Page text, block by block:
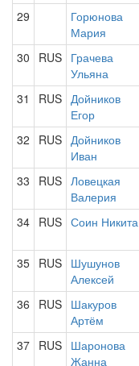
29
Горюнова
Мария
30 RUS Грачева
Ульяна
31 RUS Дойников
Егор
32 RUS Дойников
Иван
33 RUS Ловецкая
Валерия
34 RUS Соин Никита
35 RUS Шушунов
Алексей
36 RUS Шакуров
Артём
37 RUS Шаронова
Жанна